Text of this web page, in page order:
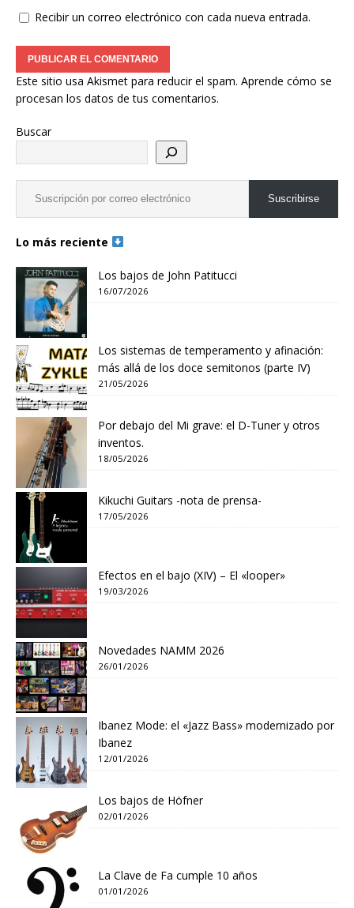
Recibir un correo electrónico con cada nueva entrada.
Este sitio usa Akismet para reducir el spam. Aprende cómo se
procesan los datos de tus comentarios.
Buscar
Suscribirse
Lo más reciente
Los bajos de John Patitucci
16/07/2026
Los sistemas de temperamento y afinación:
más allá de los doce semitonos (parte IV)
21/05/2026
Por debajo del Mi grave: el D-Tuner y otros
inventos.
18/05/2026
Kikuchi Guitars -nota de prensa-
17/05/2026
Efectos en el bajo (XIV) – El «looper»
19/03/2026
Novedades NAMM 2026
26/01/2026
Ibanez Mode: el «Jazz Bass» modernizado por
Ibanez
12/01/2026
Los bajos de Höfner
02/01/2026
La Clave de Fa cumple 10 años
01/01/2026